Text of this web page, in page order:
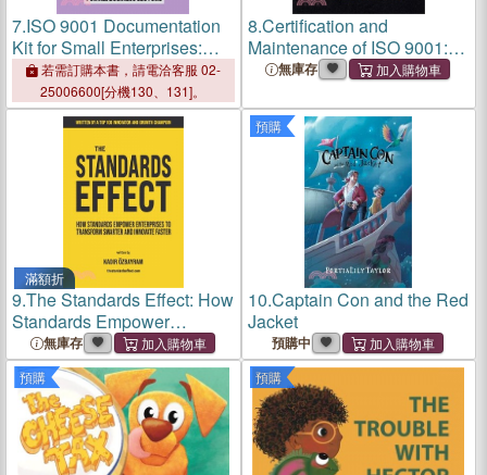
7.ISO 9001 Documentation
Kit for Small Enterprises:
Templates, Policies,
Processes, Procedures and
Forms
若需訂購本書，請電洽客服 02-
25006600[分機130、131]。
8.Certification and
Maintenance of ISO 9001:
Ensuring Long-term
Improvement for Small
Enterprises part3
無庫存
滿額折
9.The Standards Effect: How
Standards Empower
Enterprises to Transform
Smarter and Innovate Faster
無庫存
預購
10.Captain Con and the Red
Jacket
預購中
預購 預購